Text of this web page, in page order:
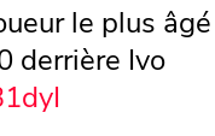
le plus âgé
derrière Ivo